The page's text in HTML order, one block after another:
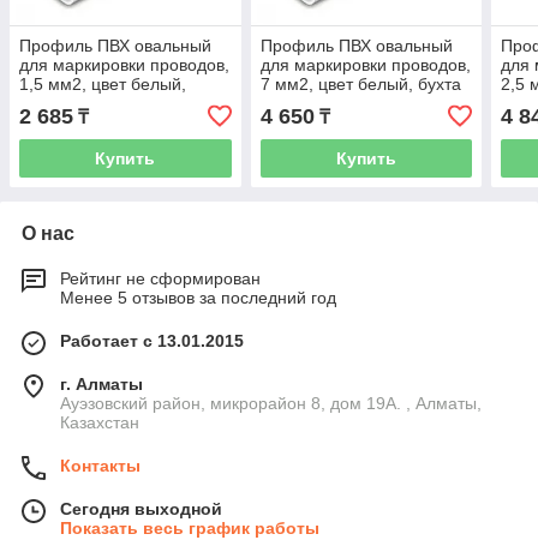
Профиль ПВХ овальный
для маркировки проводов,
1,5 мм2, цвет белый,
2 685 ₸
Купить
Профиль ПВХ овальный
для маркировки проводов,
7 мм2, цвет белый, бухта
4 650₸
Купить
для
2,5
4
О нас
Рейтинг не сформирован
Менее 5 отзывов за последний год
Работает с 13.01.2015
г. Алматы
Ауэзовский район, микрорайон 8, дом 19А. , Алматы,
Казахстан
Контакты
Сегодня выходной
Показать весь график работы